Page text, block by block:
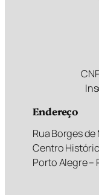
Endereço
Rua Borges de
Centro
Porto Alegre –